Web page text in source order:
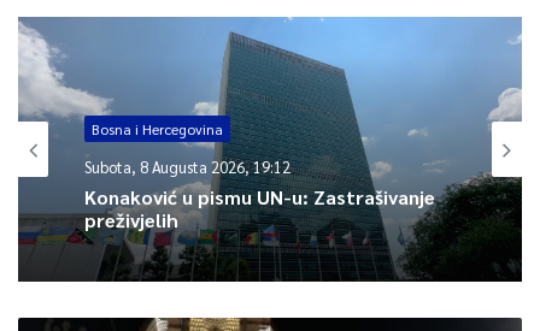
otkrivamo, na koji način su Vlada entiteta RS i država Srbija,
milionskim iznosima finansirale projekte negiranja i
falsifikovanja historijskih činjenica, za koje postoje
pravosnažne presude Međunarodnog krivičnog suda za bivšu
Jugoslaviju u Hagu i domaćih sudova – kazao je u izjavi za Fenu
Avdo Huseinović.
On je naglasio da je na ovom filmu radio oko dvije godine.
Dodao je i da je na filmu radila stadardna ekipa koja radi sa
Bosna i Hercegovina
Subota, 8 Augusta 2026, 19:12
Konaković u pismu UN-u: Zastrašivanje
preživjelih